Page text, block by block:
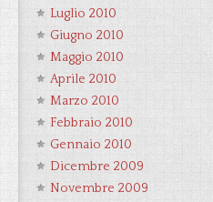
Luglio 2010
Giugno 2010
Maggio 2010
Aprile 2010
Marzo 2010
Febbraio 2010
Gennaio 2010
Dicembre 2009
Novembre 2009